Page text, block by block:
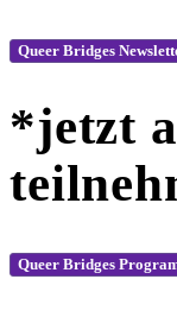
Queer Bridges
*jetzt
Queer Bridges